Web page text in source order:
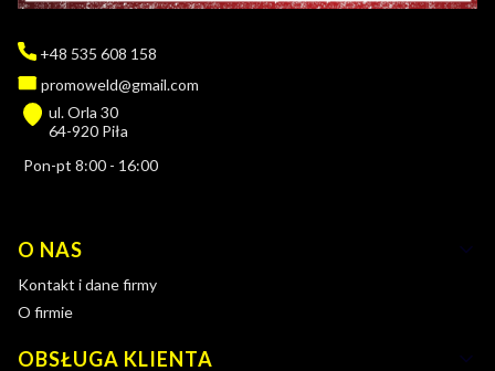
+48 535 608 158
promoweld@gmail.com
ul. Orla 30
64-920 Piła
Pon-pt 8:00 - 16:00
Linki w stopce
O NAS
Kontakt i dane firmy
O firmie
OBSŁUGA KLIENTA